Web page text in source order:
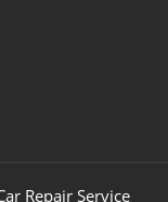
Repair Service